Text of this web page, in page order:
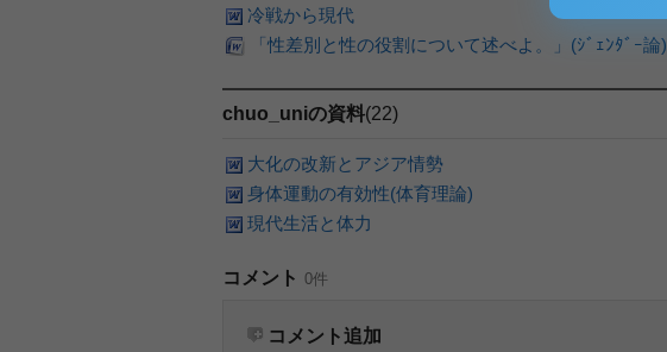
冷戦から現代
「性差別と性の役割について述べよ。」(ｼﾞｪﾝﾀﾞｰ論)
chuo_uniの資料(22)
大化の改新とアジア情勢
身体運動の有効性(体育理論)
現代生活と体力
コメント 0件
コメント追加